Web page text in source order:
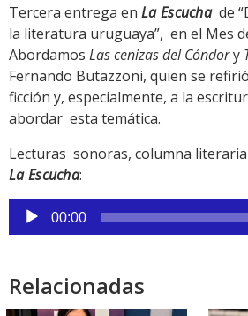
Tercera entrega en La Escuchade
la literatura uruguaya”, en el Mes
Abordamos Las cenizas del Cóndory
Fernando Butazzoni, quien se
ficción y, especialmente, a la
abordar esta temática.
Lecturas sonoras, columna
La Escucha:
Reproductor
de
00:00
Relacionadas